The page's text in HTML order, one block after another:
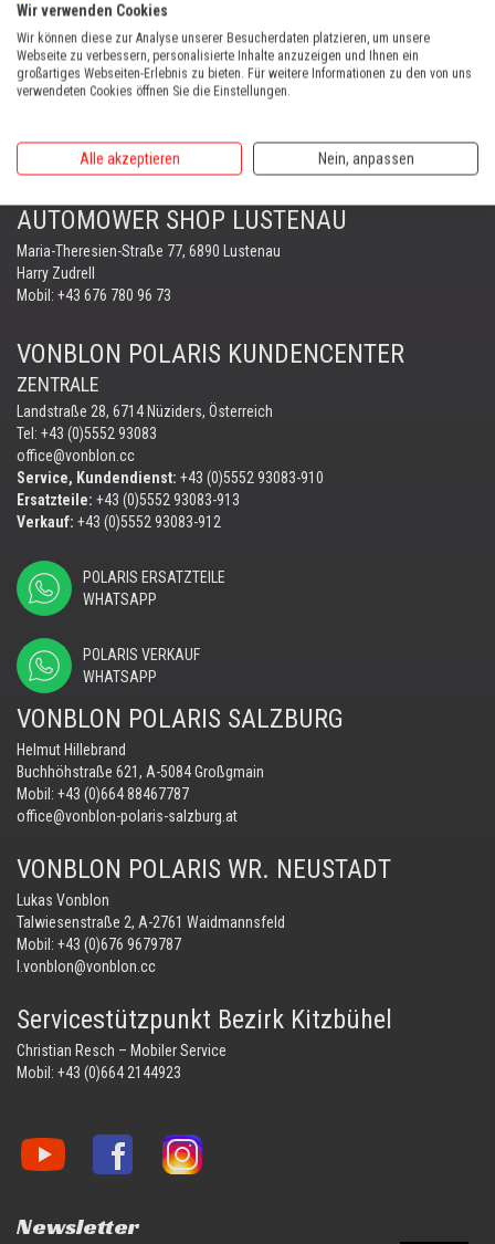
FORST & GARTENGERÄTE
AUTOMOWER
PORTABLE WINCH
Automower Kundendienst Nüziders
+43 (0)5552 31607
AUTOMOWER SHOP LUSTENAU
Maria-Theresien-Straße 77, 6890 Lustenau
Harry Zudrell
Mobil: +43 676 780 96 73
VONBLON POLARIS KUNDENCENTER
ZENTRALE
Landstraße 28, 6714 Nüziders, Österreich
Tel: +43 (0)5552 93083
office@vonblon.cc
Service, Kundendienst: +43 (0)5552 93083-910
Ersatzteile: +43 (0)5552 93083-913
Verkauf: +43 (0)5552 93083-912
POLARIS ERSATZTEILE
WHATSAPP
POLARIS VERKAUF
WHATSAPP
VONBLON POLARIS SALZBURG
Helmut Hillebrand
Buchhöhstraße 621, A-5084 Großgmain
Mobil: +43 (0)664 88467787
office@vonblon-polaris-salzburg.at
VONBLON POLARIS WR. NEUSTADT
Lukas Vonblon
Talwiesenstraße 2, A-2761 Waidmannsfeld
Mobil: +43 (0)676 9679787
l.vonblon@vonblon.cc
Servicestützpunkt Bezirk Kitzbühel
Christian Resch – Mobiler Service
Mobil: +43 (0)664 2144923
Vonblon
auf
Vonblon
Vonblon
auf
Newsletter
Wir verwenden Cookies
Wir können diese zur Analyse unserer Besucherdaten platzieren, um unsere
Webseite zu verbessern, personalisierte Inhalte anzuzeigen und Ihnen ein
großartiges Webseiten-Erlebnis zu bieten. Für weitere Informationen zu den von uns
verwendeten Cookies öffnen Sie die Einstellungen.
Alle akzeptieren Nein, anpassen